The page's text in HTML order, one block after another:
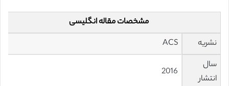
مشخصات مقاله انگلیسی
نشریه
ACS
سال
انتشار
2016